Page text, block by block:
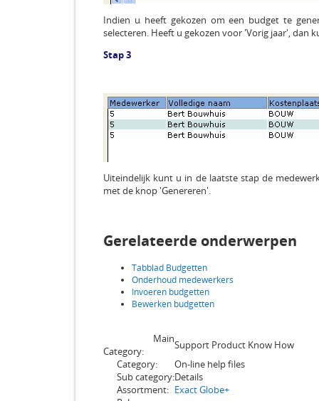
Indien u heeft gekozen om een budget te
selecteren. Heeft u gekozen voor 'Vorig jaar', dan
Stap 3
Uiteindelijk kunt u in de laatste stap de
met de knop 'Genereren'.
Gerelateerde onderwerpen
Tabblad Budgetten
Onderhoud medewerkers
Invoeren budgetten
Bewerken budgetten
Main
Category:
Support Product Know How
Category:
On-line help files
Sub category:Details
Assortment: Exact Globe+